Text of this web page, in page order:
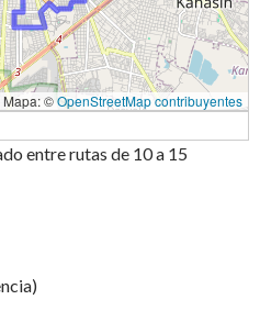
Mapa: ©OpenStreetMap contribuyentes
entre rutas de 10 a 15